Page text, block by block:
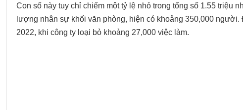
Con số này tuy chỉ chiếm một tỷ lệ nhỏ trong tổng số 1.55
lượng nhân sự khối văn phòng, hiện có khoảng 350,000
2022, khi công ty loại bỏ khoảng 27,000 việc làm.